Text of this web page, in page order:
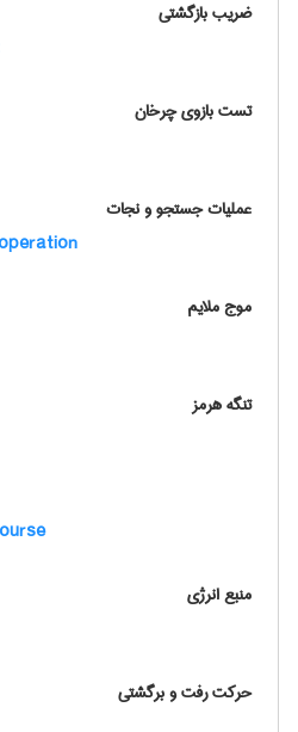
ضریب بازگشتی
تست بازوي چرخان
عملیات جستجو و نجات
موج ملایم
تنگه هرمز
منبع انرژی
حرکت رفت و برگشتی